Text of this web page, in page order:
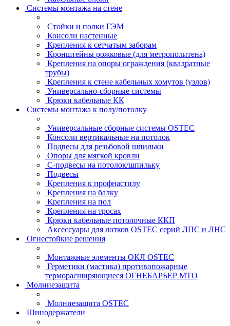
Системы монтажа на стене
Стойки и полки ГЭМ
Консоли настенные
Крепления к сетчатым заборам
Кронштейны рожковые (для метрополитена)
Крепления на опоры ограждения (квадратные
трубы)
Крепления к стене кабельных хомутов (узлов)
Универсально-сборные системы
Крюки кабельные КК
Системы монтажа к полу/потолку
Универсальные сборные системы OSTEC
Консоли вертикальные на потолок
Подвесы для резьбовой шпильки
Опоры для мягкой кровли
С-подвесы на потолок/шпильку
Подвесы
Крепления к профнастилу
Крепления на балку
Крепления на пол
Крепления на тросах
Крюки кабельные потолочные ККП
Аксессуары для лотков OSTEC серий ЛПС и ЛНС
Огнестойкие решения
Монтажные элементы ОКЛ OSTEC
Герметики (мастика) противопожарные
терморасширяющиеся ОГНЕБАРЬЕР МТО
Молниезащита
Молниезащита OSTEC
Шинодержатели